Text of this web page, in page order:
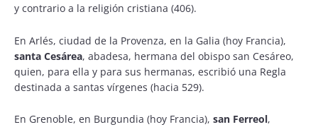
y contrario a la religión cristiana (406).
En Arlés, ciudad de la Provenza, en la Galia (hoy Francia),
santa Cesárea, abadesa, hermana del obispo san Cesáreo,
quien, para ella y para sus hermanas, escribió una Regla
destinada a santas vírgenes (hacia 529).
En Grenoble, en Burgundia (hoy Francia), san Ferreol,